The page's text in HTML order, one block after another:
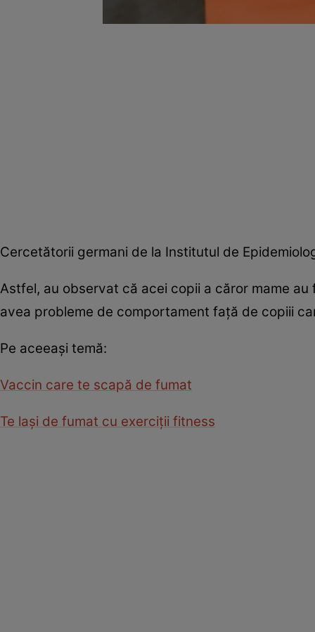
Cercetătorii germani de la Institutul de
Astfel, au observat că acei copii a căror mame
avea probleme de comportament faţă de copiii
Pe aceeaşi temă:
Vaccin care te scapă de fumat
Te laşi de fumat cu exerciţii fitness